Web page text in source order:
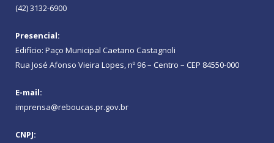
(42) 3132-6900
Presencial:
Edifício: Paço Municipal Caetano Castagnoli
Rua José Afonso Vieira Lopes, nº 96 – Centro – CEP 84550-000
E-mail:
imprensa@reboucas.pr.gov.br
CNPJ: